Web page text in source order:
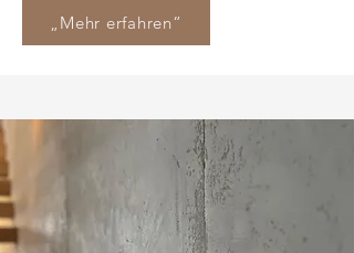
„Mehr erfahren“